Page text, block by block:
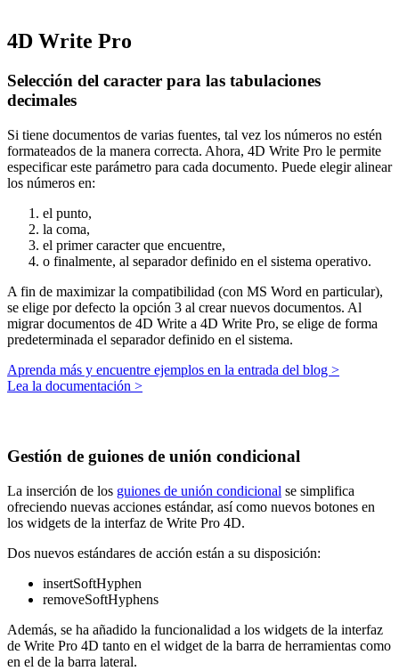
4D Write Pro
Selección del caracter para las tabulaciones
decimales
Si tiene documentos de varias fuentes, tal vez los números no estén
formateados de la manera correcta. Ahora, 4D Write Pro le permite
especificar este parámetro para cada documento. Puede elegir alinear
los números en:
el punto,
la coma,
el primer caracter que encuentre,
o finalmente, al separador definido en el sistema operativo.
A fin de maximizar la compatibilidad (con MS Word en particular),
se elige por defecto la opción 3 al crear nuevos documentos. Al
migrar documentos de 4D Write a 4D Write Pro, se elige de forma
predeterminada el separador definido en el sistema.
Aprenda más y encuentre ejemplos en la entrada del blog >
Lea la documentación >
Gestión de guiones de unión condicional
La inserción de los guiones de unión condicional se simplifica
ofreciendo nuevas acciones estándar, así como nuevos botones en
los widgets de la interfaz de Write Pro 4D.
Dos nuevos estándares de acción están a su disposición:
insertSoftHyphen
removeSoftHyphens
Además, se ha añadido la funcionalidad a los widgets de la interfaz
de Write Pro 4D tanto en el widget de la barra de herramientas como
en el de la barra lateral.